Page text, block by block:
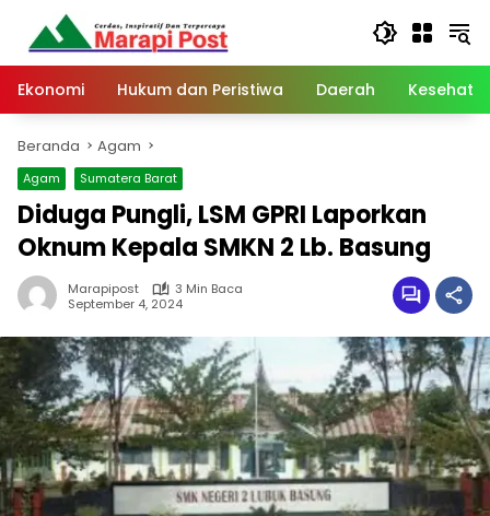
Langsung
konten
Ekonomi
Hukum dan Peristiwa Daerah
Beranda Agam
Agam Sumatera Barat
Diduga Pungli, LSM GPRI Laporkan
Oknum Kepala SMKN 2 Lb. Basung
Marapipost
3 Min Baca
September 4, 2024